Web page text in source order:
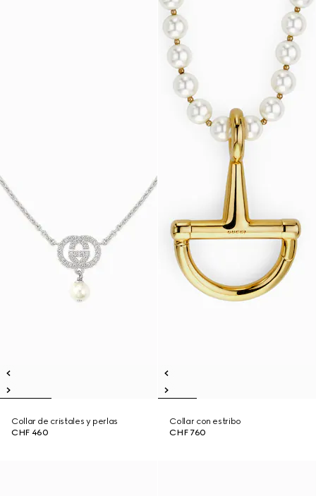
Collar de cristales y perlas
CHF 460
Collar con estribo
CHF 760